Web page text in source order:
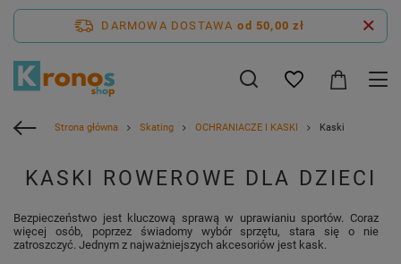
DARMOWA DOSTAWA od 50,00 zł
Strona główna Skating OCHRANIACZE I KASKI Kaski
KASKI ROWEROWE DLA DZIECI
Bezpieczeństwo jest kluczową sprawą w uprawianiu sportów. Coraz
więcej osób, poprzez świadomy wybór sprzętu, stara się o nie
zatroszczyć. Jednym z najważniejszych akcesoriów jest kask.